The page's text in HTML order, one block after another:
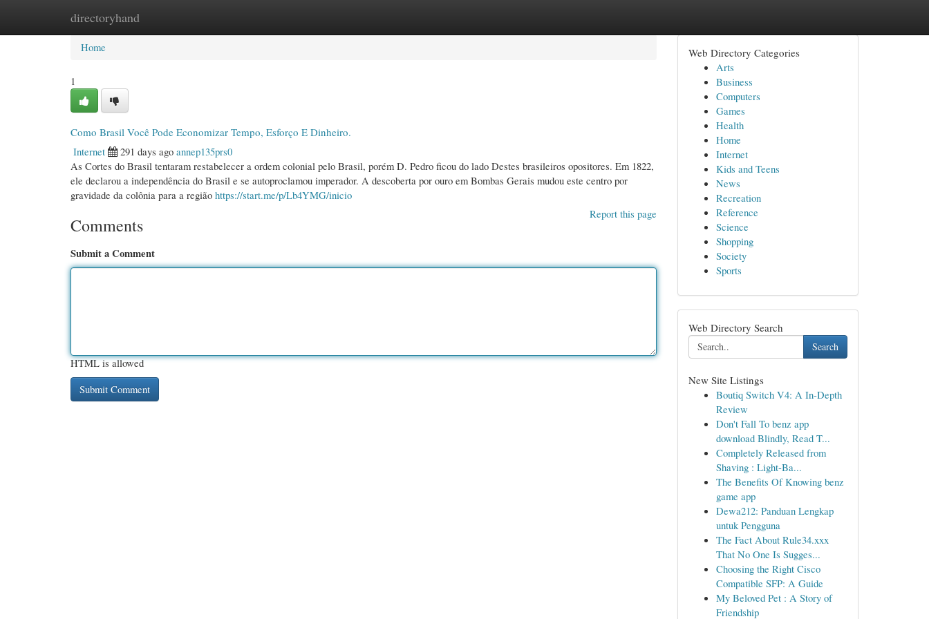
directoryhand
Home New Site Listings
Home
1
Como Brasil Você Pode Economizar Tempo, Esforço E Dinheiro.
Internet
291 days ago annep135prs0
As Cortes do Brasil tentaram restabelecer a ordem colonial pelo Brasil, porém D. Pedro ficou do lado Destes brasileiros opositores. Em 1822,
ele declarou a independência do Brasil e se autoproclamou imperador. A descoberta por ouro em Bombas Gerais mudou este centro por
gravidade da colônia para a região https://start.me/p/Lb4YMG/inicio
Report this page
Comments
Submit a Comment
HTML is allowed
Web Directory Categories
Arts
Business
Computers
Games
Health
Home
Internet
Kids and Teens
News
Recreation
Reference
Science
Shopping
Society
Sports
Web Directory Search
Search
New Site Listings
Boutiq Switch V4: A In-Depth
Review
Don't Fall To benz app
download Blindly, Read T...
Completely Released from
Shaving : Light-Ba...
The Benefits Of Knowing benz
game app
Dewa212: Panduan Lengkap
untuk Pengguna
The Fact About Rule34.xxx
That No One Is Sugges...
Choosing the Right Cisco
Compatible SFP: A Guide
My Beloved Pet : A Story of
Friendship